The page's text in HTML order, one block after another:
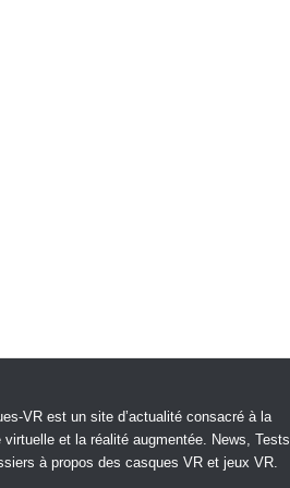
VR est un site d’actualité consacré à la
virtuelle et la réalité augmentée. News, Tests
à propos des casques VR et jeux VR.